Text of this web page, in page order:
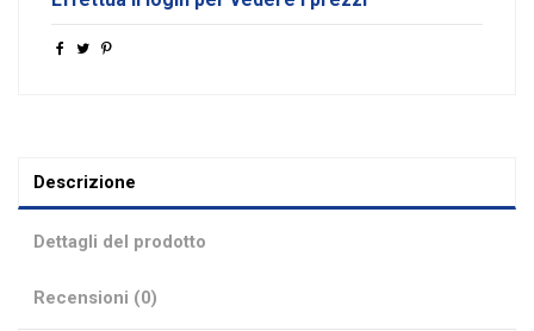
Descrizione
Dettagli del prodotto
Recensioni (0)